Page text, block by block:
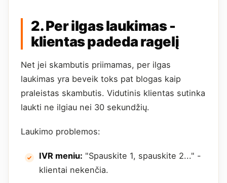
2. Per ilgas laukimas -
klientas padeda ragelį
Net jei skambutis priimamas, per ilgas
laukimas yra beveik toks pat blogas kaip
praleistas skambutis. Vidutinis klientas sutinka
laukti ne ilgiau nei 30 sekundžių.
Laukimo problemos:
IVR meniu: "Spauskite 1, spauskite 2..." -
klientai nekenčia.